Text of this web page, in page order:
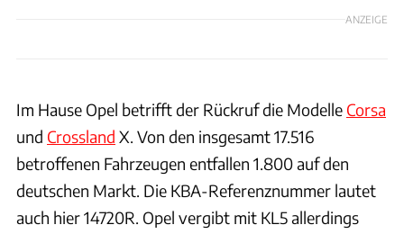
ANZEIGE
Im Hause Opel betrifft der Rückruf die Modelle Corsa
und Crossland X. Von den insgesamt 17.516
betroffenen Fahrzeugen entfallen 1.800 auf den
deutschen Markt. Die KBA-Referenznummer lautet
auch hier 14720R. Opel vergibt mit KL5 allerdings